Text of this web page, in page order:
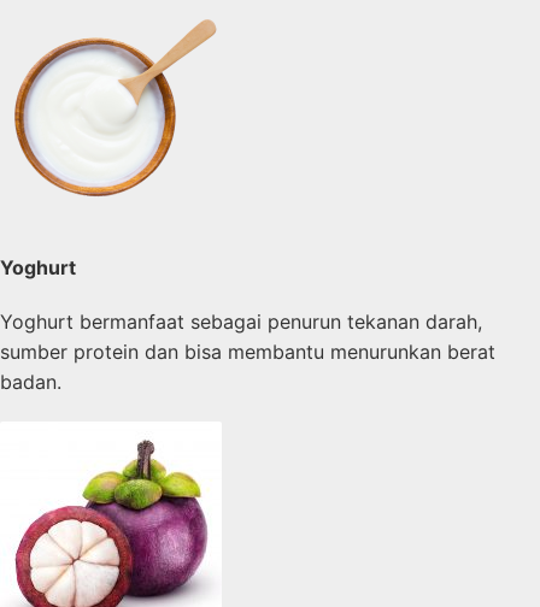
Yoghurt
Yoghurt bermanfaat sebagai penurun tekanan darah,
sumber protein dan bisa membantu menurunkan berat
badan.